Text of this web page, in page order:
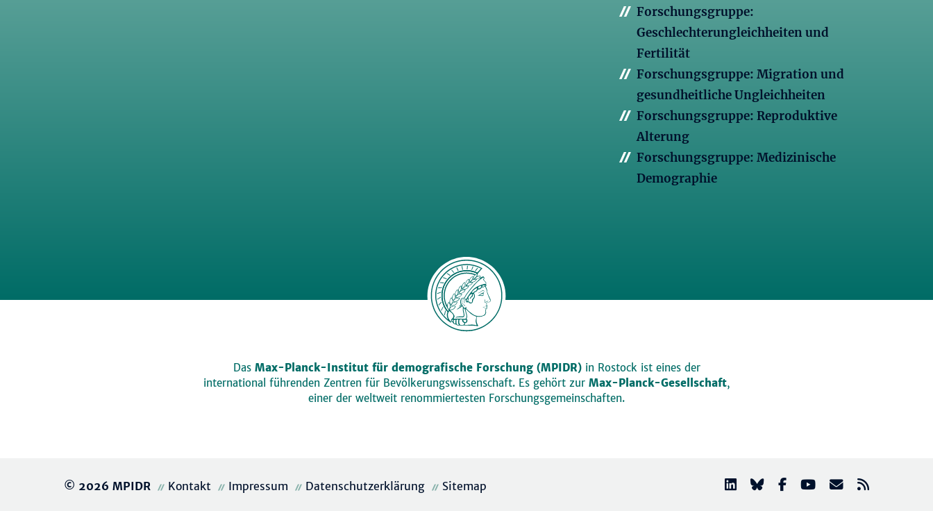
Forschungsgruppe:
Geschlechterungleichheiten und
Fertilität
Forschungsgruppe: Migration und
gesundheitliche Ungleichheiten
Forschungsgruppe: Reproduktive
Alterung
Forschungsgruppe: Medizinische
Demographie
Das Max-Planck-Institut für demografische Forschung (MPIDR)in Rostock ist eines der
international führenden Zentren für Bevölkerungswissenschaft. Es gehört zur Max-Planck-Gesellschaft,
einer der weltweit renommiertesten Forschungsgemeinschaften.
© 2026 MPIDR Kontakt Impressum Datenschutzerklärung Sitemap